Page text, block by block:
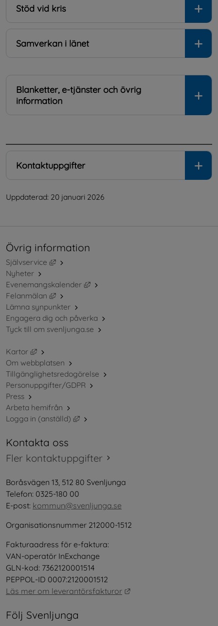
Stöd vid kris
Samverkan i länet
Blanketter, e-tjänster och övrig
information
Kontaktuppgifter
Uppdaterad: 20 januari 2026
Övrig information
Självservice
Länk till annan webbplats, öppnas i nytt fönster.
Nyheter
Evenemangskalender
Länk till annan webbplats, öppnas i
Felanmälan
Länk till annan webbplats, öppnas i nytt fönster.
Lämna synpunkter
Engagera dig och påverka
Tyck till om svenljunga.se
Kartor
Länk till annan webbplats, öppnas i nytt fönster.
Om webbplatsen
Tillgänglighetsredogörelse
Personuppgifter/GDPR
Press
Arbeta hemifrån
Logga in (anställd)
Länk till annan webbplats, öppnas i nytt
Kontakta oss
Fler kontaktuppgifter
Boråsvägen 13, 512 80 Svenljunga
Telefon: 0325-180 00
E-post: kommun@svenljunga.se
Organisationsnummer 212000-1512
Fakturaadress för e-faktura:
VAN-operatör InExchange
GLN-kod: 7362120001514
PEPPOL-ID 0007:2120001512
Läs mer om leverantörsfakturor
Följ Svenljunga